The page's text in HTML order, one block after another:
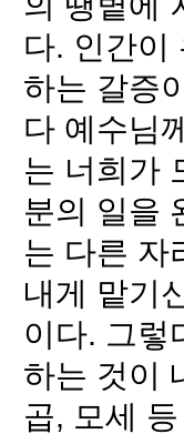
다. 인간이
하는 갈증
다 예수님
는 너희가
분의 일을
는 다른 자
내게 맡기
이다. 그렇
하는 것이
곱, 모세